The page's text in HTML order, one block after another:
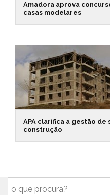
Amadora aprova
casas modelares
APA clarifica a gestão de
construção